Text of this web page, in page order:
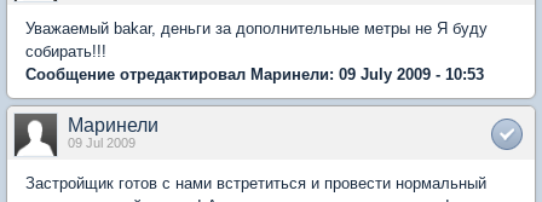
Уважаемый bakar, деньги за дополнительные метры не Я буду
собирать!!!
Сообщение отредактировал Маринели: 09 July 2009 - 10:53
Маринели
09 Jul 2009
Застройщик готов с нами встретиться и провести нормальный